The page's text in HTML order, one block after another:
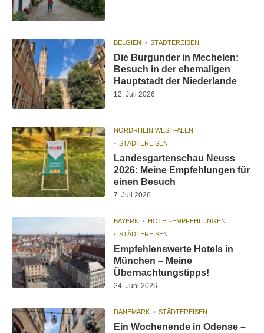
BELGIEN STÄDTEREISEN
Die Burgunder in Mechelen:
Besuch in der ehemaligen
Hauptstadt der Niederlande
12. Juli 2026
NORDRHEIN WESTFALEN
STÄDTEREISEN
Landesgartenschau Neuss
2026: Meine Empfehlungen für
einen Besuch
7. Juli 2026
BAYERN
HOTEL-EMPFEHLUNGEN
STÄDTEREISEN
Empfehlenswerte Hotels in
München – Meine
Übernachtungstipps!
24. Juni 2026
DÄNEMARK STÄDTEREISEN
Ein Wochenende in Odense –